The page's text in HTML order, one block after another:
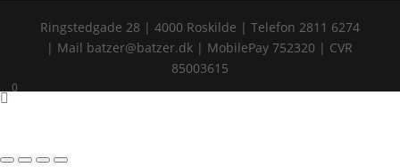
Ringstedgade 28 | 4000 Roskilde | Telefon 2811 6274
| Mail batzer@batzer.dk | MobilePay 752320 | CVR
85003615

0